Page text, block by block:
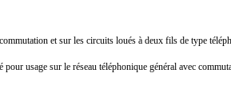
et sur les circuits loués à deux fils de type
usage sur le réseau téléphonique général avec